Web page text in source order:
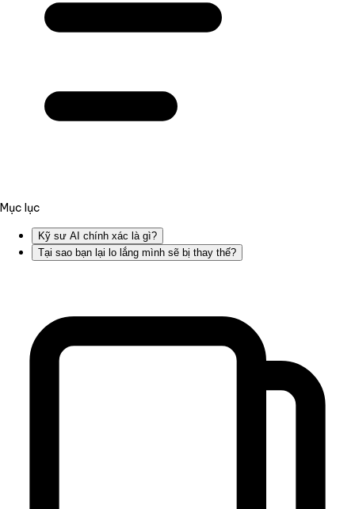
Mục lục
Kỹ sư AI chính xác là gì?
Tại sao bạn lại lo lắng mình sẽ bị thay thế?